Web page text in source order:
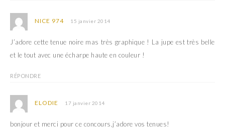
NICE 974 15 janvier 2014
J’adore cette tenue noire mas très graphique ! La jupe est très belle
et le tout avec une écharpe haute en couleur !
RÉPONDRE
ELODIE 17 janvier 2014
bonjour et merci pour ce concours,j’adore vos tenues!